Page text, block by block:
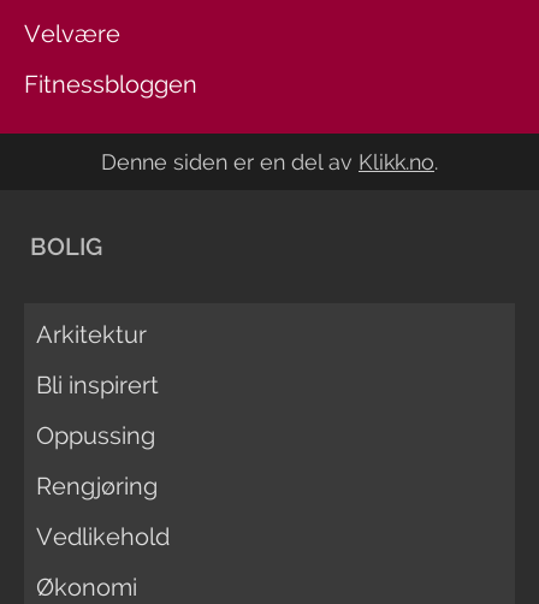
Velvære
Fitnessbloggen
Denne siden er en del av Klikk.no.
BOLIG
Arkitektur
Bli inspirert
Oppussing
Rengjøring
Vedlikehold
Økonomi